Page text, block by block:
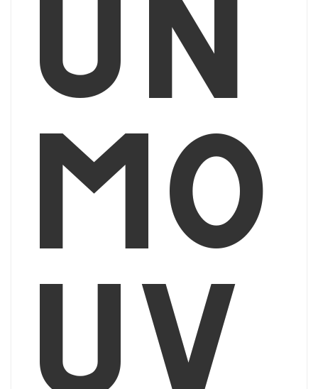
un
mo
uv